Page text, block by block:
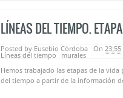
LÍNEAS DEL TIEMPO.
Posted by Eusebio Córdoba On 23:55
Líneas del tiempo
murales
Hemos trabajado las etapas de la
del tiempo a partir de la información